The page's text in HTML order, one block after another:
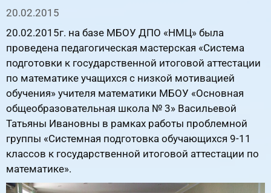
20.02.2015
20.02.2015г. на базе МБОУ ДПО «НМЦ» была
проведена педагогическая мастерская «Система
подготовки к государственной итоговой аттестации
по математике учащихся с низкой мотивацией
обучения» учителя математики МБОУ «Основная
общеобразовательная школа № 3» Васильевой
Татьяны Ивановны в рамках работы проблемной
группы «Системная подготовка обучающихся 9-11
классов к государственной итоговой аттестации по
математике».